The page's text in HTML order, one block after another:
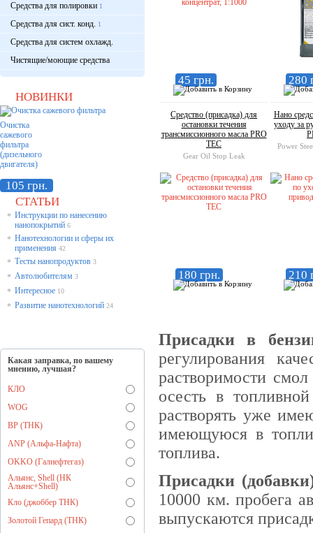
Средства для полировки 1
Средства для сист. конд. 1
Средства для систем охлажд.
Чистящие/моющие средства
НОВИНКИ
Очистка
сажевого
фильтра
(дизельного
двигателя)
105 грн.
СТАТЬИ
* Инструкции по нанесению
нанопокрытий 6
* Нанотехнологии и сферы их
применения 42
* Тесты нанопродуктов 3
* Автолюбителям 3
* Интересное 10
* Развитие нанотехнологий 24
Какая заправка, по вашему
мнению, лучшая?
КЛО
WOG
BP (ТНК)
ANP (Альфа-Нафта)
OKKO (Галнефтегаз)
Альянс, Shell (НК
Альянс+Shell)
Кло (джоббер ТНК)
Золотой Гепард (ТНК)
45 грн. 280
Средство (присадка) для
остановки течения
трансмиссионного масла PRO
TEC
Gear Oil Stop Leak
180 грн.
Нано
уходу за
Power
210
Присадки в
регулирования
растворимости
осесть в
растворять уже
имеющуюся в
топлива.
Присадки
10000 км. пробега
выпускаются